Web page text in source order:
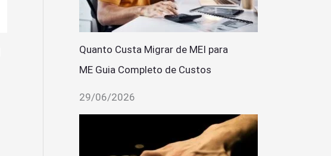
Quanto Custa Migrar de MEI para
ME Guia Completo de Custos
29/06/2026